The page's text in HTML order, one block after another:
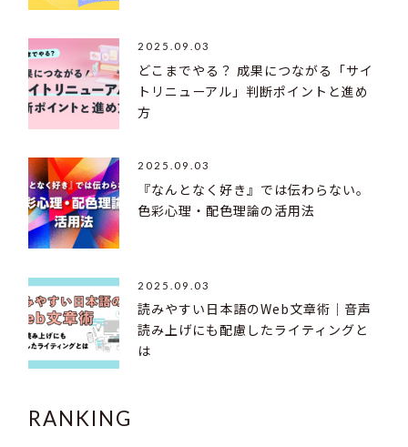
2025.09.03
どこまでやる？ 成果につながる「サイ
トリニューアル」判断ポイントと進め
方
2025.09.03
『なんとなく好き』では伝わらない。
色彩心理・配色理論の活用法
2025.09.03
読みやすい日本語のWeb文章術｜音声
読み上げにも配慮したライティングと
は
RANKING